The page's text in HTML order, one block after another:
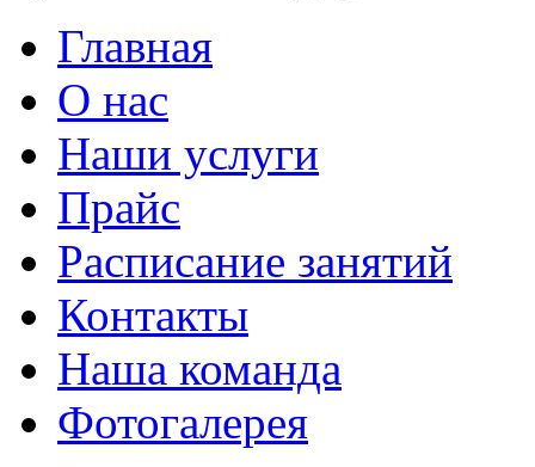
Главная
О нас
Наши услуги
Прайс
Расписание занятий
Контакты
Наша команда
Фотогалерея